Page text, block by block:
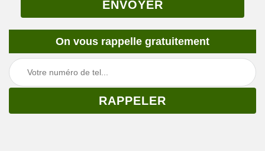
On vous rappelle gratuitement